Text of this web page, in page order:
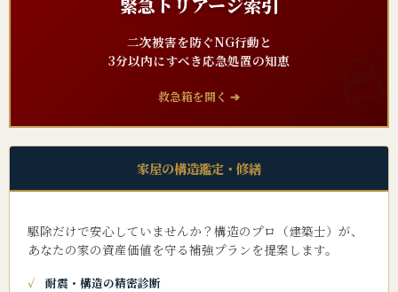
二次被害を防ぐNG行動と
3分以内にすべき応急処置の知恵
救急箱を開く ➔
家屋の構造鑑定・修繕
駆除だけで安心していませんか？構造のプロ（建築士）が、
あなたの家の資産価値を守る補強プランを提案します。
耐震・構造の精密診断